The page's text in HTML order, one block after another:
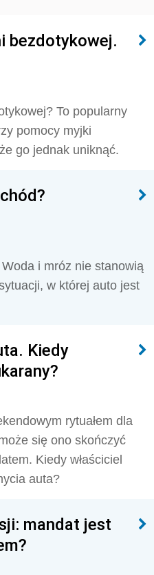
bezdotykowej.
To popularny
pomocy myjki
go jednak uniknąć.
i mróz nie stanowią
w której auto jest
Kiedy
rytuałem dla
się ono skończyć
Kiedy właściciel
auta?
mandat jest